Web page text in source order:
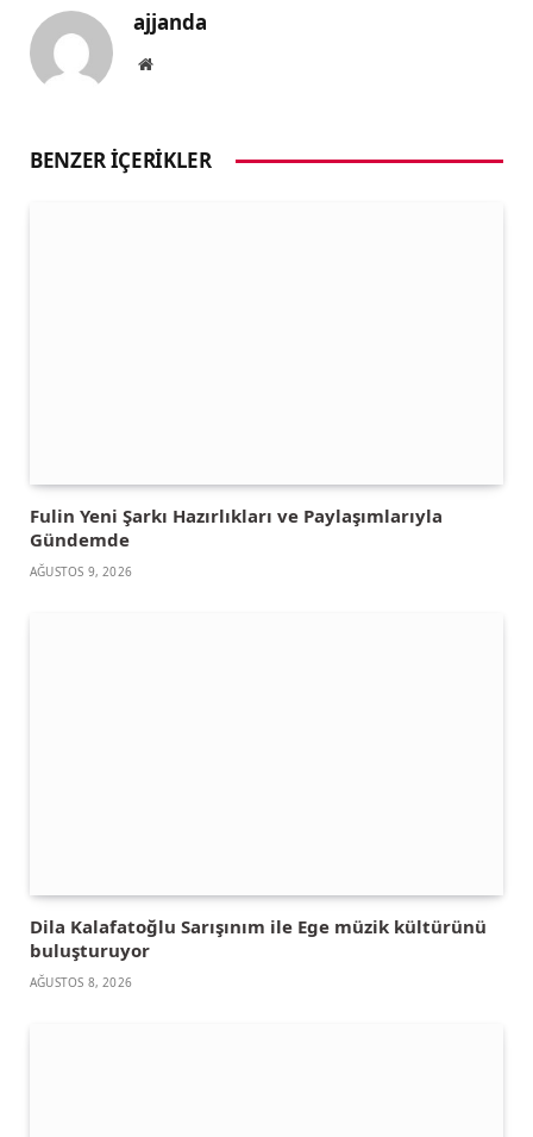
ajjanda
Website
BENZER İÇERIKLER
Fulin Yeni Şarkı Hazırlıkları ve Paylaşımlarıyla
Gündemde
AĞUSTOS 9, 2026
Dila Kalafatoğlu Sarışınım ile Ege müzik kültürünü
buluşturuyor
AĞUSTOS 8, 2026